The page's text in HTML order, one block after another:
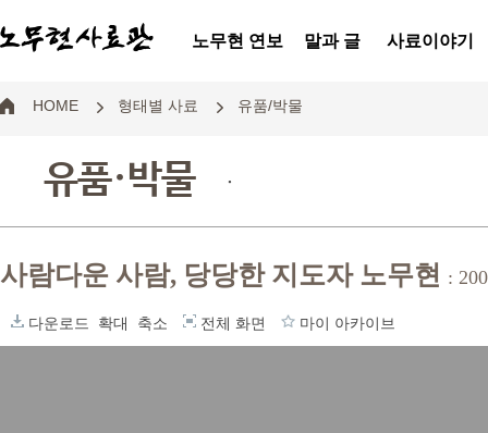
노무현 연보 말과 글 사료이야기
HOME 형태별 사료 유품/박물
유품·박물 .
사람다운 사람, 당당한 지도자 노무현 :
다운로드 확대 축소 전체 화면 마이 아카이브